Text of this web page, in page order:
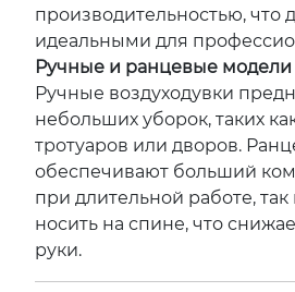
производительностью, что
идеальными для
Ручные и ранцевые модели
Ручные воздуходувки
небольших уборок, таких
тротуаров или дворов.
обеспечивают больший
при длительной работе,
носить на спине, что
руки.